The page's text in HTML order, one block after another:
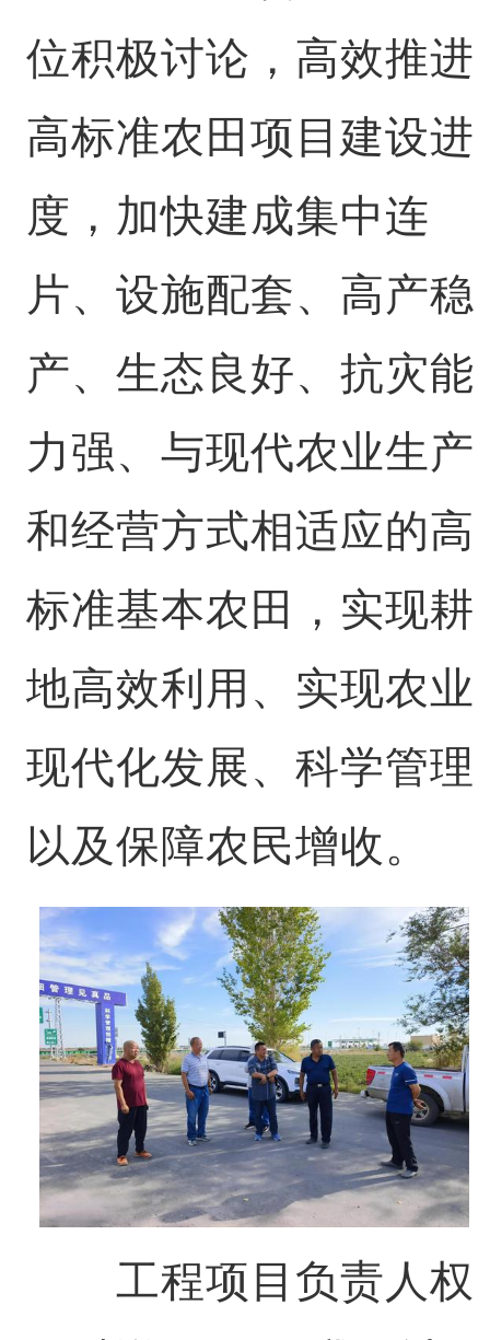
位积极讨论，高效推进
高标准农田项目建设进
度，加快建成集中连
片、设施配套、高产稳
产、生态良好、抗灾能
力强、与现代农业生产
和经营方式相适应的高
标准基本农田，实现耕
地高效利用、实现农业
现代化发展、科学管理
以及保障农民增收。
工程项目负责人权